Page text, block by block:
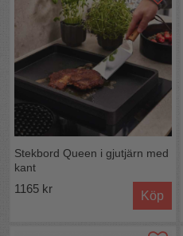
Stekbord Queen i gjutjärn med
kant
1165 kr
Köp